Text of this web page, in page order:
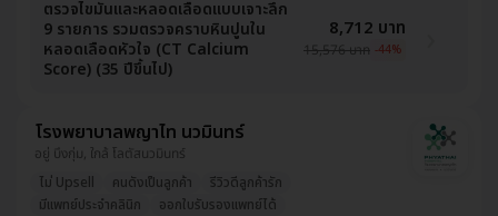
ตรวจไขมันและหลอดเลือดแบบเจาะลึก
9 รายการ รวมตรวจคราบหินปูนใน
หลอดเลือดหัวใจ (CT Calcium
Score) (35 ปีขึ้นไป)
8,712 บาท
15,576 บาท -44%
โรงพยาบาลพญาไท นวมินทร์
อยู่ บึงกุ่ม, ใกล้ โลตัสนวมินทร์
ไม่ Upsell
คนดังเป็นลูกค้า
รีวิวดีลูกค้ารัก
มีแพทย์ประจำคลินิก
ออกใบรับรองแพทย์ได้